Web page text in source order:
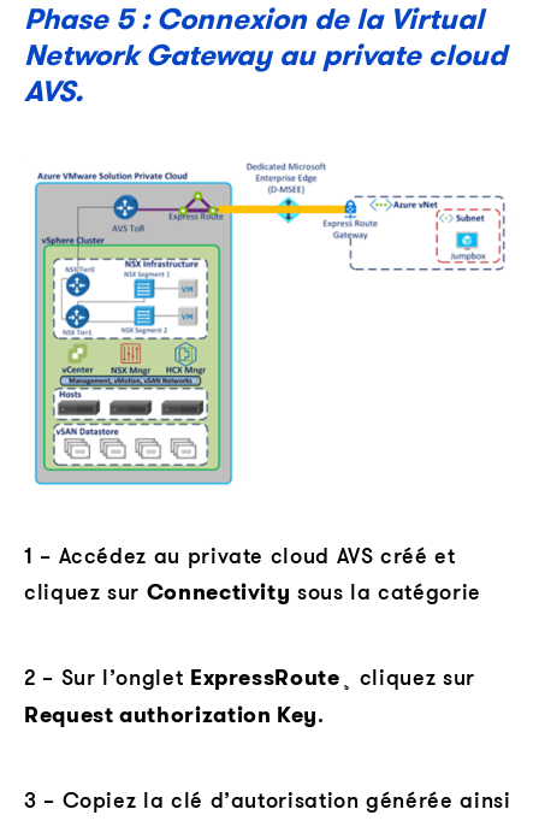
Phase 5 : Connexion de la Virtual
Network Gateway au private cloud
AVS.
1 – Accédez au private cloud AVS créé et
cliquez sur Connectivity sous la catégorie
2 – Sur l’onglet ExpressRoute ¸ cliquez sur
Request authorization Key.
3 – Copiez la clé d’autorisation générée ainsi